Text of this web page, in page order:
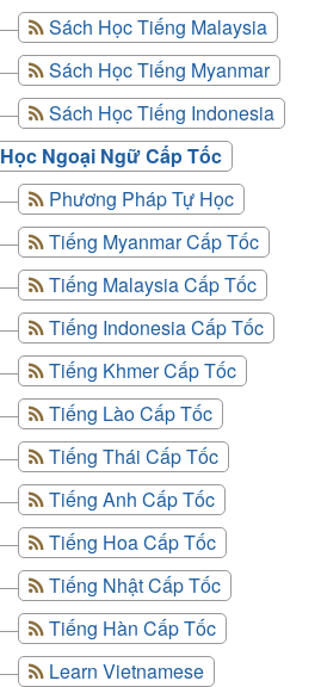
Sách Học Tiếng Malaysia
Sách Học Tiếng Myanmar
Sách Học Tiếng Indonesia
Học Ngoại Ngữ Cấp Tốc
Phương Pháp Tự Học
Tiếng Myanmar Cấp Tốc
Tiếng Malaysia Cấp Tốc
Tiếng Indonesia Cấp Tốc
Tiếng Khmer Cấp Tốc
Tiếng Lào Cấp Tốc
Tiếng Thái Cấp Tốc
Tiếng Anh Cấp Tốc
Tiếng Hoa Cấp Tốc
Tiếng Nhật Cấp Tốc
Tiếng Hàn Cấp Tốc
Learn Vietnamese